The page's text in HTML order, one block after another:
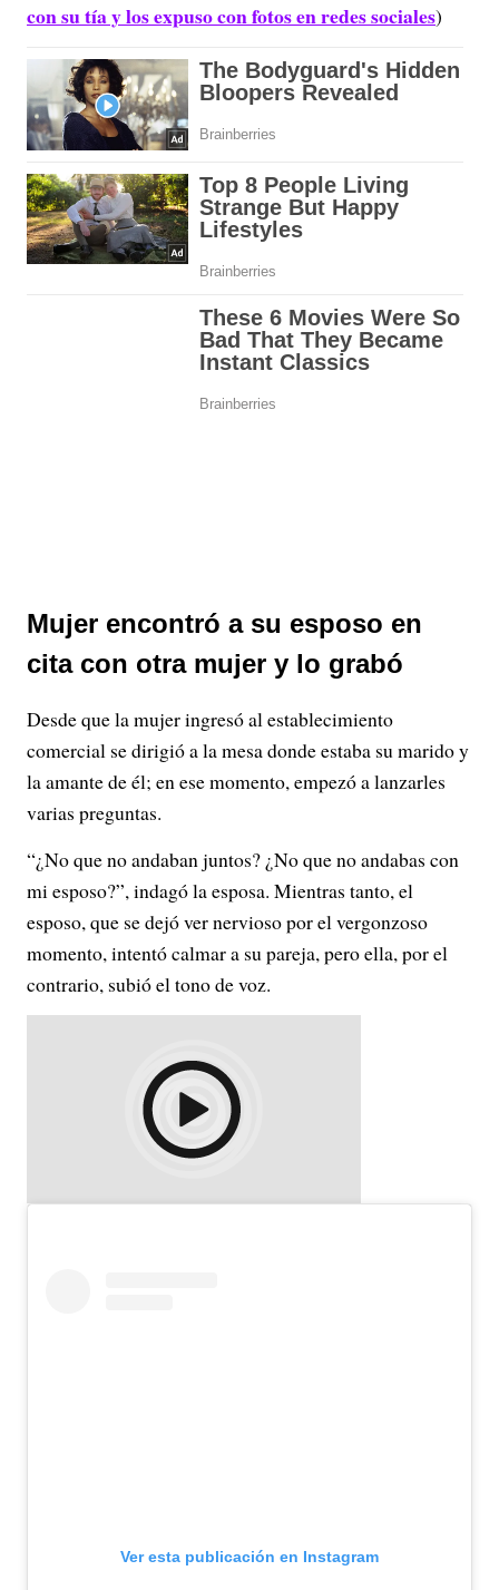
con su tía y los expuso con fotos en redes sociales)
Mujer encontró a su esposo en
cita con otra mujer y lo grabó
Desde que la mujer ingresó al establecimiento
comercial se dirigió a la mesa donde estaba su marido y
la amante de él; en ese momento, empezó a lanzarles
varias preguntas.
“¿No que no andaban juntos? ¿No que no andabas con
mi esposo?”, indagó la esposa. Mientras tanto, el
esposo, que se dejó ver nervioso por el vergonzoso
momento, intentó calmar a su pareja, pero ella, por el
contrario, subió el tono de voz.
Ver esta publicación en Instagram